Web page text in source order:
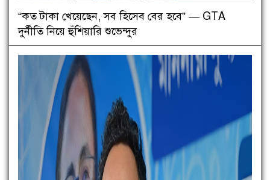
“কত টাকা খেয়েছেন, সব হিসেব বের হবে” — GTA
দুর্নীতি নিয়ে হুঁশিয়ারি শুভেন্দুর